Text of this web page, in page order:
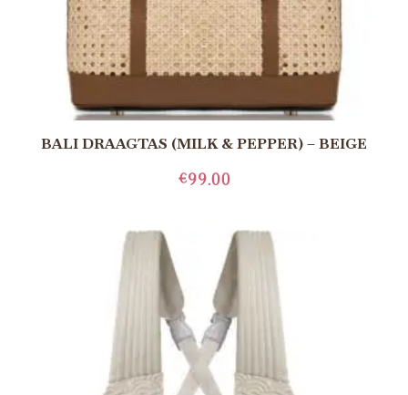
BALI DRAAGTAS (MILK & PEPPER) – BEIGE
€99.00